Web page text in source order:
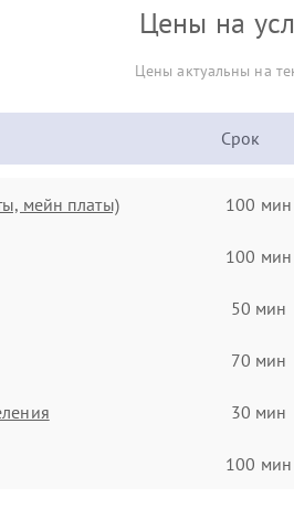
Цены на
Цены актуальны на
Срок
мейн платы) 100 мин
100 мин
50 мин
70 мин
30 мин
100 мин